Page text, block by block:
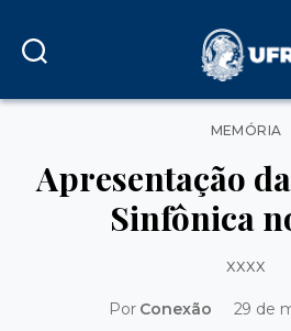
MEMÓRIA
Apresentação
Sinfônica
xxxx
Por Conexão 29 de